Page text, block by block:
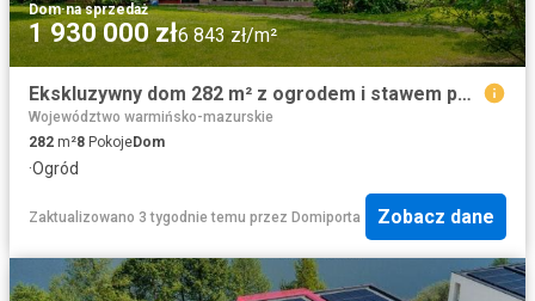
Dom·na sprzedaż
1 930 000 zł6 843 zł/m²
Ekskluzywny dom 282 m² z ogrodem i stawem polecam
Województwo warmińsko-mazurskie
282 m²8 PokojeDom
·Ogród
Zaktualizowano 3 tygodnie temu przez Domiporta Zobacz dane